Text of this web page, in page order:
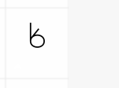
ხ